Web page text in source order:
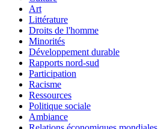
Art
Littérature
Droits de l'homme
Minorités
Développement durable
Rapports nord-sud
Participation
Racisme
Ressources
Politique sociale
Ambiance